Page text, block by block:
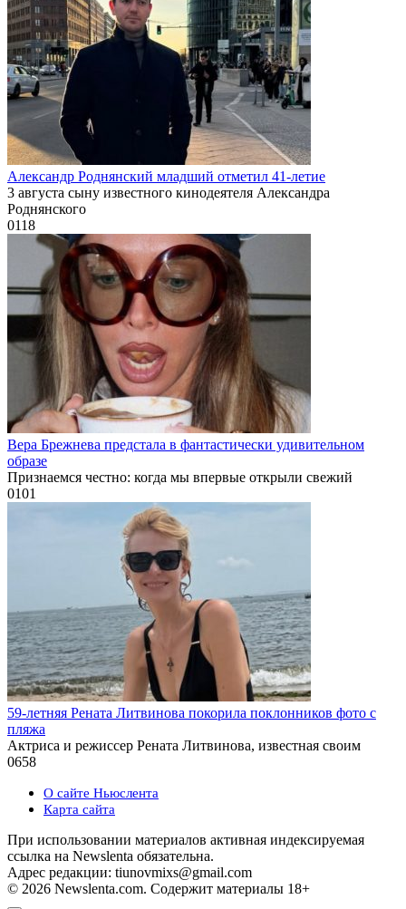
Александр Роднянский младший отметил 41-летие
3 августа сыну известного кинодеятеля Александра
Роднянского
0118
Вера Брежнева предстала в фантастически удивительном
образе
Признаемся честно: когда мы впервые открыли свежий
0101
59-летняя Рената Литвинова покорила поклонников фото с
пляжа
Актриса и режиссер Рената Литвинова, известная своим
0658
О сайте Ньюслента
Карта сайта
При использовании материалов активная индексируемая
ссылка на Newslenta обязательна.
Адрес редакции: tiunovmixs@gmail.com
© 2026 Newslenta.com. Содержит материалы 18+